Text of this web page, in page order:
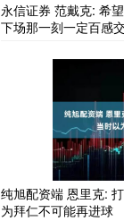
永信证券 范戴克: 希
下场那一刻一定百感
纯旭配资端 恩里克:
为拜仁不可能再进球